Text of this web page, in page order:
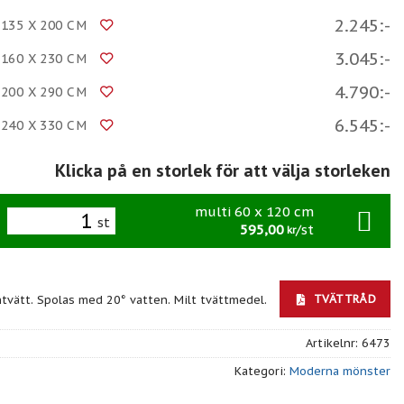
135 X 200 CM 2.245:-
160 X 230 CM 3.045:-
200 X 290 CM 4.790:-
240 X 330 CM 6.545:-
Klicka på en storlek för att välja storleken
st
multi 60 x 120 cm
595,00 kr/st
Spolas med 20° vatten. Milt tvättmedel. TVÄTTRÅD
Artikelnr: 6473
Kategori: Moderna mönster